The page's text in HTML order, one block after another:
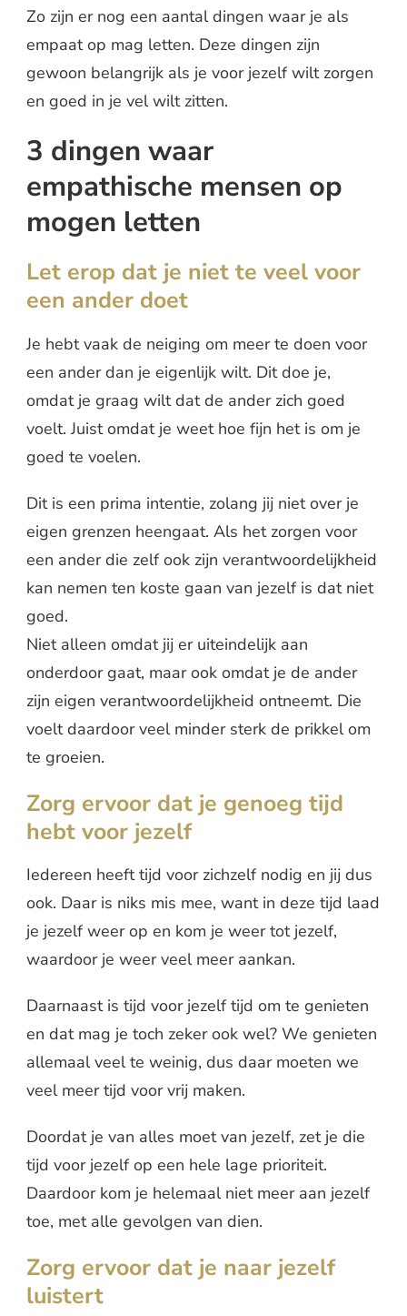
Zo zijn er nog een aantal dingen waar je als
empaat op mag letten. Deze dingen zijn
gewoon belangrijk als je voor jezelf wilt zorgen
en goed in je vel wilt zitten.
3 dingen waar
empathische mensen op
mogen letten
Let erop dat je niet te veel voor
een ander doet
Je hebt vaak de neiging om meer te doen voor
een ander dan je eigenlijk wilt. Dit doe je,
omdat je graag wilt dat de ander zich goed
voelt. Juist omdat je weet hoe fijn het is om je
goed te voelen.
Dit is een prima intentie, zolang jij niet over je
eigen grenzen heengaat. Als het zorgen voor
een ander die zelf ook zijn verantwoordelijkheid
kan nemen ten koste gaan van jezelf is dat niet
goed.
Niet alleen omdat jij er uiteindelijk aan
onderdoor gaat, maar ook omdat je de ander
zijn eigen verantwoordelijkheid ontneemt. Die
voelt daardoor veel minder sterk de prikkel om
te groeien.
Zorg ervoor dat je genoeg tijd
hebt voor jezelf
Iedereen heeft tijd voor zichzelf nodig en jij dus
ook. Daar is niks mis mee, want in deze tijd laad
je jezelf weer op en kom je weer tot jezelf,
waardoor je weer veel meer aankan.
Daarnaast is tijd voor jezelf tijd om te genieten
en dat mag je toch zeker ook wel? We genieten
allemaal veel te weinig, dus daar moeten we
veel meer tijd voor vrij maken.
Doordat je van alles moet van jezelf, zet je die
tijd voor jezelf op een hele lage prioriteit.
Daardoor kom je helemaal niet meer aan jezelf
toe, met alle gevolgen van dien.
Zorg ervoor dat je naar jezelf
luistert